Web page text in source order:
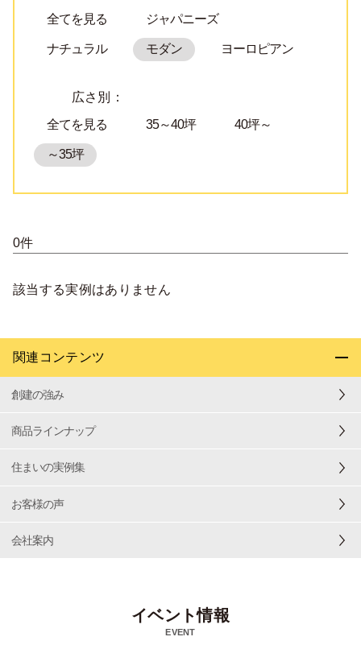
全てを見る
ジャパニーズ
ナチュラル モダン ヨーロピアン
広さ別：
全てを見る
35～40坪 40坪～
～35坪
0件
該当する実例はありません
関連コンテンツ
創建の強み
商品ラインナップ
住まいの実例集
お客様の声
会社案内
イベント情報
EVENT